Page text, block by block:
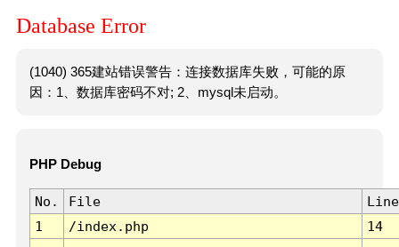
Database Error
(1040) 365建站错误警告：连接数据库失败，可能的原
因：1、数据库密码不对; 2、mysql未启动。
PHP Debug
No. File
Line
1
/index.php 14